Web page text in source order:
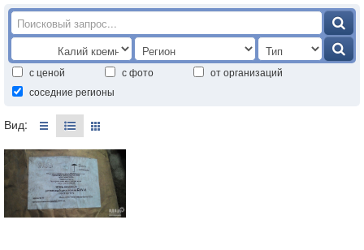
с ценой с фото
от организаций
соседние регионы
Вид: